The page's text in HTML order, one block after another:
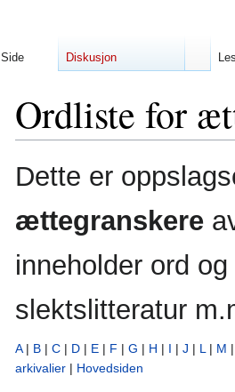
Ordliste for
Hopp
til
Hopp
til
Dette er
ættegranskere
inneholder ord
slektslitteratur
A| B | C | D | E | F | G | H | I | J | L| M
arkivalier | Hovedsiden
Side Diskusjon